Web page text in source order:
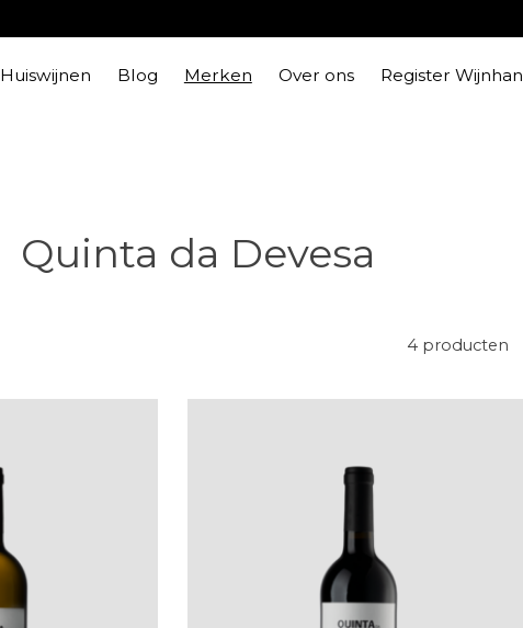
Huiswijnen Blog Merken Over ons Register
Quinta da Devesa
4 producten